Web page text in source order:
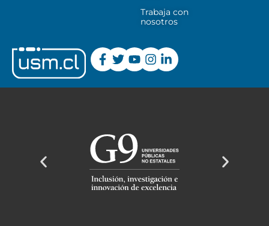
Trabaja con
nosotros